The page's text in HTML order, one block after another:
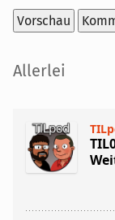
Seitenleiste
Allerlei